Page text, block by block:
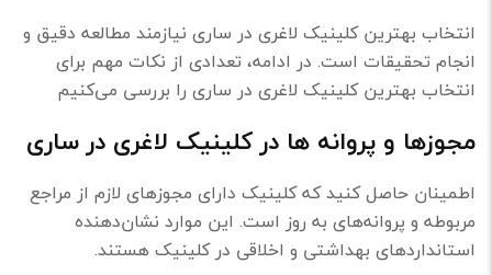
انتخاب بهترین کلینیک لاغری در ساری نیازمند مطالعه دقیق و
انجام تحقیقات است. در ادامه، تعدادی از نکات مهم برای
انتخاب بهترین کلینیک لاغری در ساری را بررسی می‌کنیم
مجوزها و پروانه ها در کلینیک لاغری در ساری
اطمینان حاصل کنید که کلینیک دارای مجوزهای لازم از مراجع
مربوطه و پروانه‌های به روز است. این موارد نشان‌دهنده
استانداردهای بهداشتی و اخلاقی در کلینیک هستند.